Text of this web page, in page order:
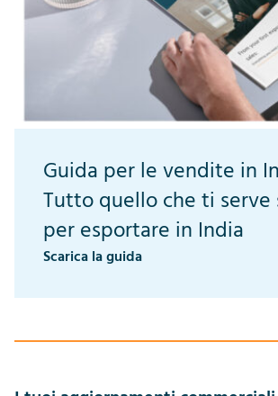
Guida per le vendite in
Tutto quello che ti serve
per esportare in India
Scarica la guida